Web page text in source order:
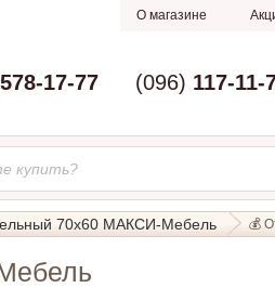
О магазине
578-17-77 (096) 117-11-
70х60 МАКСИ-Мебель 💰